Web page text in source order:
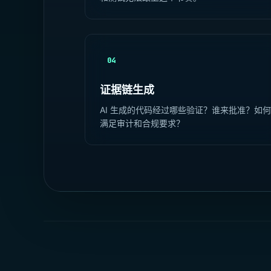
04
证据链生成
AI 生成的代码经过哪些验证？谁来批准？如何
满足审计和合规要求？